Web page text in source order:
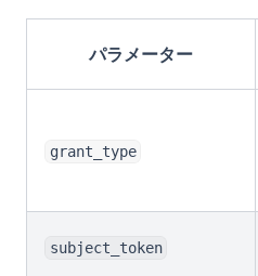
パラメーター
grant_type
subject_token